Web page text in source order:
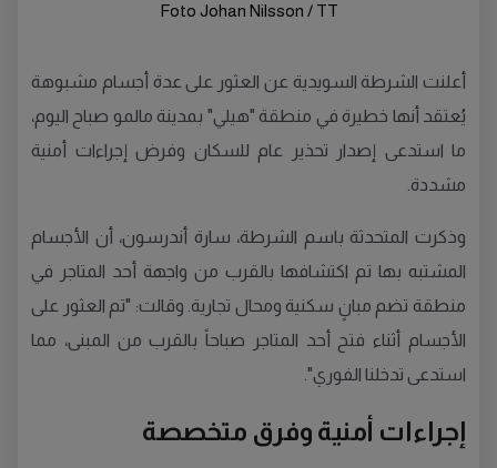
Foto Johan Nilsson / TT
أعلنت الشرطة السويدية عن العثور على عدة أجسام مشبوهة
يُعتقد أنها خطيرة في منطقة "هيلي" بمدينة مالمو صباح اليوم،
ما استدعى إصدار تحذير عام للسكان وفرض إجراءات أمنية
مشددة.
وذكرت المتحدثة باسم الشرطة، سارة أندرسون، أن الأجسام
المشتبه بها تم اكتشافها بالقرب من واجهة أحد المتاجر في
منطقة تضم مبانٍ سكنية ومحال تجارية. وقالت: "تم العثور على
الأجسام أثناء فتح أحد المتاجر صباحاً بالقرب من المبنى، مما
استدعى تدخلنا الفوري".
إجراءات أمنية وفرق متخصصة